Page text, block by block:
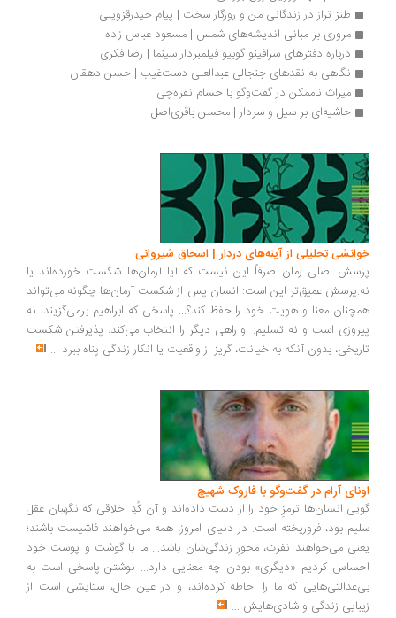
طنز تراز در زندگانی من و روزگار سخت | پیام حیدرقزوینی
مروری بر مبانی اندیشه‌های شمس | مسعود عباس زاده
درباره دفترهای سرافینو گوبیو فیلمبردار سینما | رضا فکری
نگاهی به نقدهای جنجالی عبدالعلی دست‌غیب | حسن دهقان
میراث ناممکن در گفت‌وگو با حسام نقره‌چی
حاشیه‌ای بر سیل و سردار | محسن باقری‌اصل
تحلیلی از آینه‌های دردار | اسحاق شیروانی
اصلی رمان صرفاً این نیست که آیا آرمان‌ها شکست خورده‌اند یا
عمیق‌تر این است: انسان پس از شکست آرمان‌ها چگونه می‌تواند
معنا و هویت خود را حفظ کند؟... پاسخی که ابراهیم برمی‌گزیند، نه
است و نه تسلیم. او راهی دیگر را انتخاب می‌کند: پذیرفتن شکست
بدون آنکه به خیانت، گریز از واقعیت یا انکار زندگی پناه ببرد...
آرام در گفت‌وگو با فاروک شهیچ‭
انسان‌ها ترمزِ خود را از دست داده‌اند و آن کُدِ اخلاقی که نگهبان عقل
بود، فروریخته است. در دنیای امروز، همه می‌خواهند فاشیست باشند؛
می‌خواهند نفرت، محورِ زندگی‌شان باشد... ما با گوشت و پوست خود
کردیم «دیگری» بودن چه معنایی دارد... نوشتن پاسخی است به
که ما را احاطه کرده‌اند، و در عین حال، ستایشی است از
زندگی و شادی‌هایش...